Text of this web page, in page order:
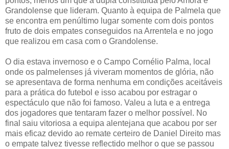
Grandolense que lideram. Quanto à equipa de Palmela que
se encontra em penúltimo lugar somente com dois pontos
fruto de dois empates conseguidos na Arrentela e no jogo
que realizou em casa com o Grandolense.
O dia estava invernoso e o Campo Cornélio Palma, local
onde os palmelenses já viveram momentos de glória, não
se apresentava de forma nenhuma em condições aceitáveis
para a prática do futebol e isso acabou por estragar o
espectáculo que não foi famoso. Valeu a luta e a entrega
dos jogadores que tentaram fazer o melhor possível. No
final saiu vitoriosa a equipa alentejana que acabou por ser
mais eficaz devido ao remate certeiro de Daniel Direito mas
o empate talvez tivesse reflectido melhor o que se passou